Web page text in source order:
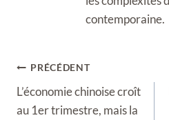
contemporaine.
Navigation
de
l’article
PRÉCÉDENT
L’économie chinoise croît
au 1er trimestre, mais la